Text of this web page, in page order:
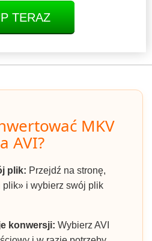
TERAZ
MKV
AVI?
plik: Przejdź na stronę,
plik» i wybierz swój plik
konwersji: Wybierz AVI